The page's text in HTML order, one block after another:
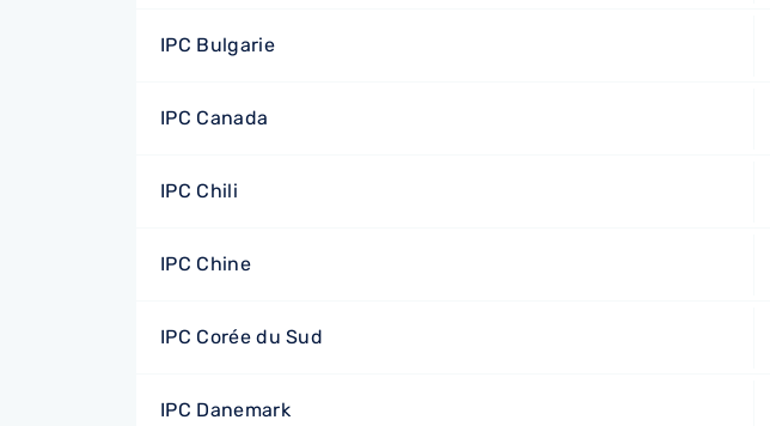
IPC Bulgarie
IPC Canada
IPC Chili
IPC Chine
IPC Corée du Sud
IPC Danemark